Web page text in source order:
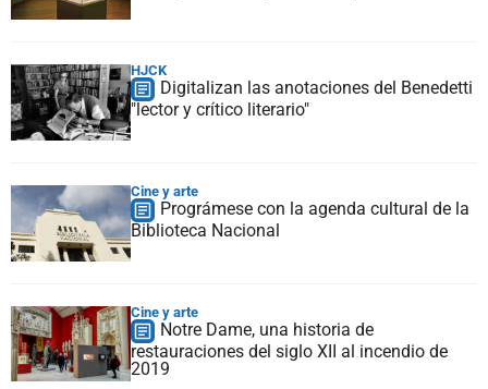
HJCK
Digitalizan las anotaciones del Benedetti
"lector y crítico literario"
Cine y arte
Prográmese con la agenda cultural de la
Biblioteca Nacional
Cine y arte
Notre Dame, una historia de
restauraciones del siglo XII al incendio de
2019